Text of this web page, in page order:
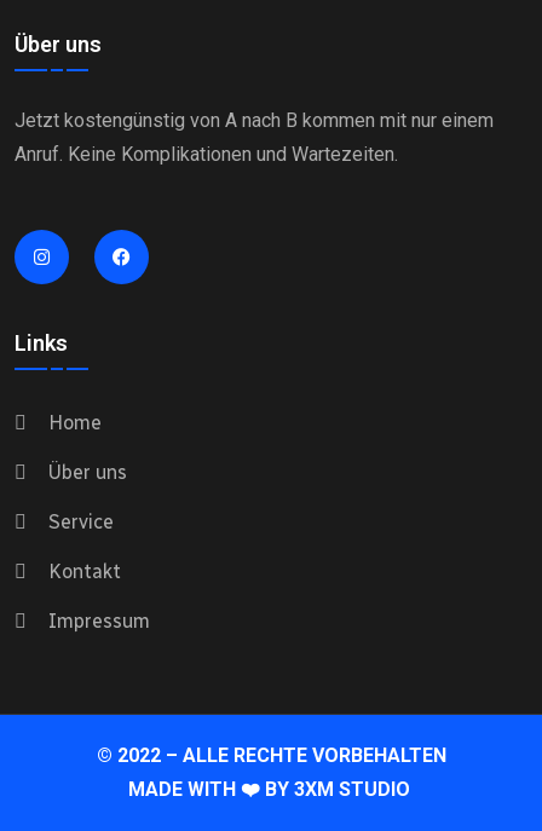
Über uns
Jetzt kostengünstig von A nach B kommen mit nur einem
Anruf. Keine Komplikationen und Wartezeiten.
Links
Home
Über uns
Service
Kontakt
Impressum
© 2022 – ALLE RECHTE VORBEHALTEN
MADE WITH ❤️ BY 3XM STUDIO